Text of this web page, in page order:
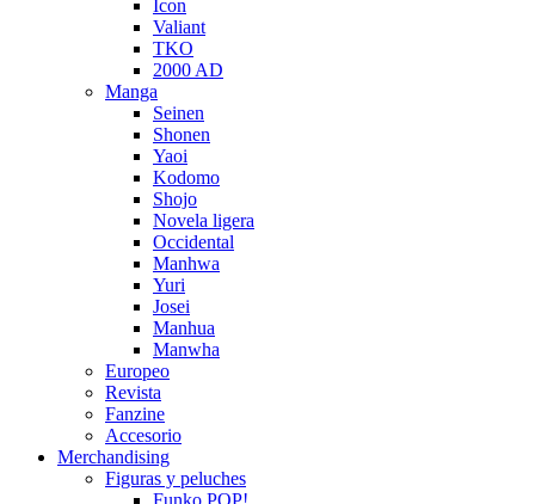
Icon
Valiant
TKO
2000 AD
Manga
Seinen
Shonen
Yaoi
Kodomo
Shojo
Novela ligera
Occidental
Manhwa
Yuri
Josei
Manhua
Manwha
Europeo
Revista
Fanzine
Accesorio
Merchandising
Figuras y peluches
Funko POP!